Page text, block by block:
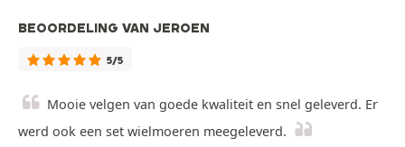
BEOORDELING VAN JEROEN
5/5
Mooie velgen van goede kwaliteit en snel geleverd. Er
werd ook een set wielmoeren meegeleverd.